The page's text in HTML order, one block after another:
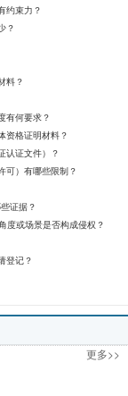
约束力？
？​
料？
有何要求？
资格证明材料？
认证文件）？
可）有哪些限制？
证据？
度或场景是否构成侵权？
登记？
更多>>